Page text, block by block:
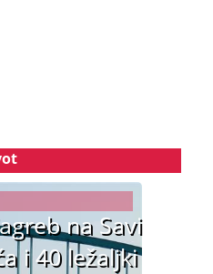
na Savi
i 40 ležaljki